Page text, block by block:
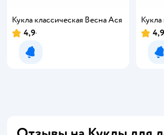
Кукла классическая Весна Ася
4,9
Уведомить о появлении
4,9